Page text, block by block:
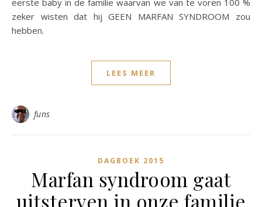
eerste baby in de familie waarvan we van te voren 100 %
zeker wisten dat hij GEEN MARFAN SYNDROOM zou
hebben.
LEES MEER
funs
DAGBOEK 2015
Marfan syndroom gaat
uitsterven in onze familie